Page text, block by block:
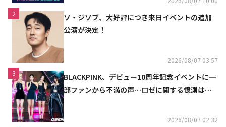
2
ソ・ジソブ、大好評につき来日イベントの追加
公演が決定！
2026/08/07 03:57
3
BLACKPINK、デビュー10周年記念イベントに一
部ファンから不満の声…ロゼに関する憶測は否
2026/08/07 02:32